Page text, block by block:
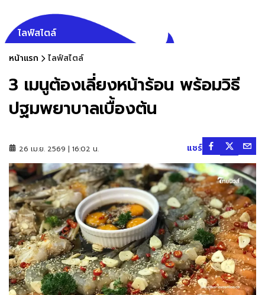
ไลฟ์สไตล์
หน้าแรก ไลฟ์สไตล์
3 เมนูต้องเลี่ยงหน้าร้อน พร้อมวิธี
ปฐมพยาบาลเบื้องต้น
26 เม.ย. 2569 | 16:02 น. แชร์